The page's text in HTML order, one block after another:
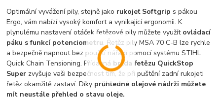
Optimální vyvážení pily, stejně jako rukojeť Softgrip s pákou
Ergo, vám nabízí vysoký komfort a vynikající ergonomii. K
plynulému nastavení otáček řetězové pily můžete využít ovládací
páku s funkcí potenciometru. Řetěz pily MSA 70 C-B lze rychle
a bezpečně napnout bez použití nářadí pomocí systému STIHL
Quick Chain Tensioning. Přídavná brzda řetězu QuickStop
Super zvyšuje vaši bezpečnost tím, že při puštění zadní rukojeti
řetěz okamžitě zastaví. Díky průhledné olejové nádrži můžete
mít neustále přehled o stavu oleje.